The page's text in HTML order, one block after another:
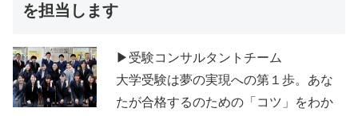
を担当します
▶受験コンサルタントチーム
大学受験は夢の実現への第１歩。あな
たが合格するのための「コツ」をわか